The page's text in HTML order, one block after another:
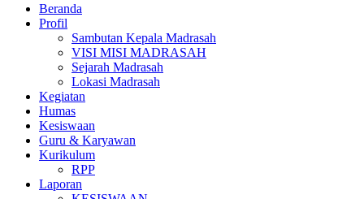
Beranda
Profil
Sambutan Kepala Madrasah
VISI MISI MADRASAH
Sejarah Madrasah
Lokasi Madrasah
Kegiatan
Humas
Kesiswaan
Guru & Karyawan
Kurikulum
RPP
Laporan